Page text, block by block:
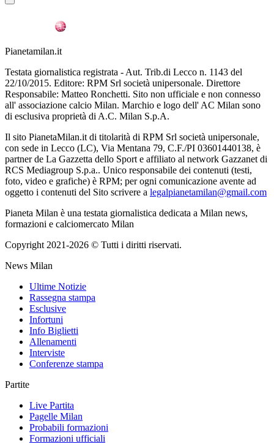
Pianetamilan.it
Testata giornalistica registrata - Aut. Trib.di Lecco n. 1143 del
22/10/2015. Editore: RPM Srl società unipersonale. Direttore
Responsabile: Matteo Ronchetti. Sito non ufficiale e non connesso
all' associazione calcio Milan. Marchio e logo dell' AC Milan sono
di esclusiva proprietà di A.C. Milan S.p.A.
Il sito PianetaMilan.it di titolarità di RPM Srl società unipersonale,
con sede in Lecco (LC), Via Mentana 79, C.F./PI 03601440138, è
partner de La Gazzetta dello Sport e affiliato al network Gazzanet di
RCS Mediagroup S.p.a.. Unico responsabile dei contenuti (testi,
foto, video e grafiche) è RPM; per ogni comunicazione avente ad
oggetto i contenuti del Sito scrivere a legalpianetamilan@gmail.com
Pianeta Milan è una testata giornalistica dedicata a Milan news,
formazioni e calciomercato Milan
Copyright 2021-2026 © Tutti i diritti riservati.
News Milan
Ultime Notizie
Rassegna stampa
Esclusive
Infortuni
Info Biglietti
Allenamenti
Interviste
Conferenze stampa
Partite
Live Partita
Pagelle Milan
Probabili formazioni
Formazioni ufficiali